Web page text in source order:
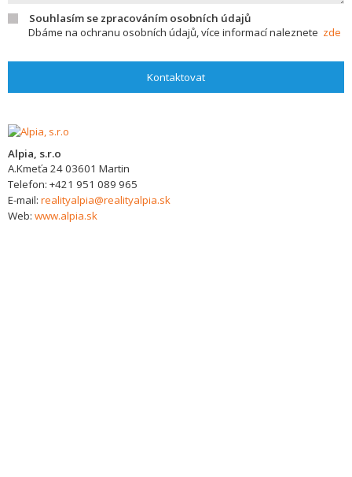
Souhlasím se zpracováním osobních údajů
Dbáme na ochranu osobních údajů, více informací naleznete zde
Kontaktovat
Alpia, s.r.o
A.Kmeťa 2403601 Martin
Telefon: +421 951 089 965
E-mail: realityalpia@realityalpia.sk
Web: www.alpia.sk